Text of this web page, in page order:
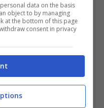
sito sono
analizzano gli stop
data on the basis
object to by managing
at the bottom of this page
consent in privacy